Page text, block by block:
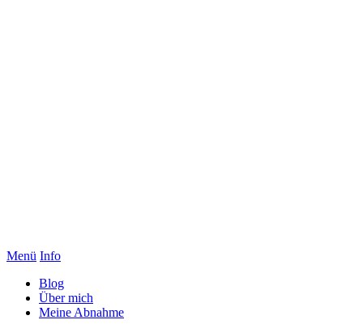
Menü Info
Blog
Über mich
Meine Abnahme